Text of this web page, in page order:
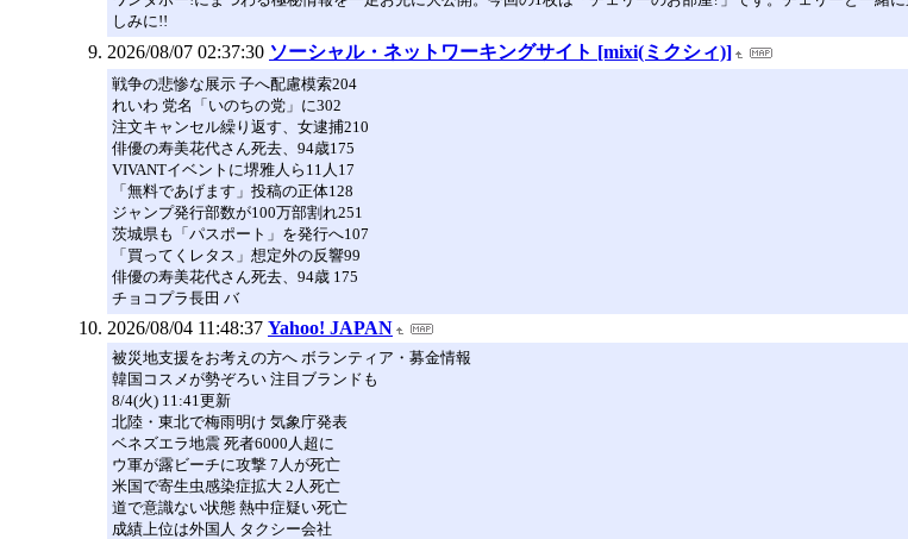
しみに!!
2026/08/07 02:37:30 ソーシャル・ネットワーキングサイト [mixi(ミクシィ)]
戦争の悲惨な展示 子へ配慮模索204
れいわ 党名「いのちの党」に302
注文キャンセル繰り返す、女逮捕210
俳優の寿美花代さん死去、94歳175
VIVANTイベントに堺雅人ら11人17
「無料であげます」投稿の正体128
ジャンプ発行部数が100万部割れ251
茨城県も「パスポート」を発行へ107
「買ってくレタス」想定外の反響99
俳優の寿美花代さん死去、94歳 175
チョコプラ長田 バ
2026/08/04 11:48:37 Yahoo! JAPAN
被災地支援をお考えの方へ ボランティア・募金情報
韓国コスメが勢ぞろい 注目ブランドも
8/4(火) 11:41更新
北陸・東北で梅雨明け 気象庁発表
ベネズエラ地震 死者6000人超に
ウ軍が露ビーチに攻撃 7人が死亡
米国で寄生虫感染症拡大 2人死亡
道で意識ない状態 熱中症疑い死亡
成績上位は外国人 タクシー会社